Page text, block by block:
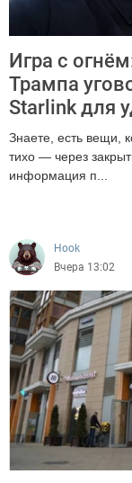
Игра с
Трампа
Starlink для
Знаете, есть вещи,
тихо — через
информация п...
Hook
Вчера 13:02